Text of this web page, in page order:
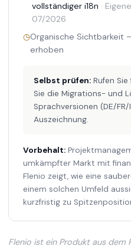
vollständiger i18n ·
07/2026
◷Organische Sichtbarkeit
erhoben
Selbst prüfen: Rufen
Sie die Migrations- und
Sprachversionen (DE/
Auszeichnung.
Vorbehalt:
umkämpfter Markt mit
Flenio zeigt, wie eine
einem solchen Umfeld
kurzfristig zu
Flenio ist ein Produkt aus dem